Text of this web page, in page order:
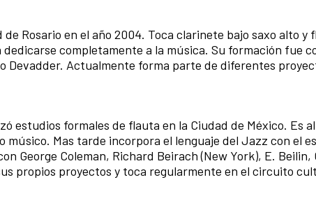
Rosario en el año 2004. Toca clarinete bajo saxo alto
completamente a la música. Su formación fue
Devadder. Actualmente forma parte de diferentes
estudios formales de flauta en la Ciudad de México. Es
Mas tarde incorpora el lenguaje del Jazz con el
George Coleman, Richard Beirach (New York), E.
propios proyectos y toca regularmente en el circuito